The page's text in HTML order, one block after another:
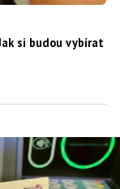
si budou vybírat